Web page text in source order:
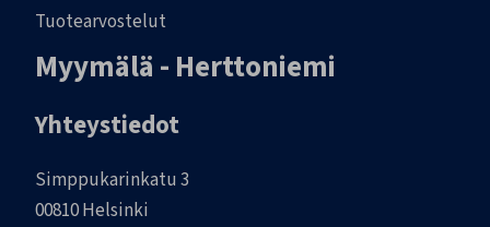
Tuotearvostelut
Myymälä - Herttoniemi
Yhteystiedot
Simppukarinkatu 3
00810 Helsinki